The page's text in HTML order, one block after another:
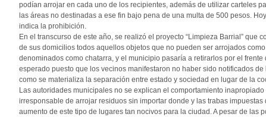
podían arrojar en cada uno de los recipientes, además de utilizar carteles
las áreas no destinadas a ese fin bajo pena de una multa de 500 pesos.
indica la prohibición.
En el transcurso de este año, se realizó el proyecto “Limpieza Barrial” que
de sus domicilios todos aquellos objetos que no pueden ser arrojados
denominados como chatarra, y el municipio pasaría a retirarlos por el
esperado puesto que los vecinos manifestaron no haber sido notificados
como se materializa la separación entre estado y sociedad en lugar de la
Las autoridades municipales no se explican el comportamiento
irresponsable de arrojar residuos sin importar donde y las trabas impuestas
aumento de este tipo de lugares tan nocivos para la ciudad. A pesar de las